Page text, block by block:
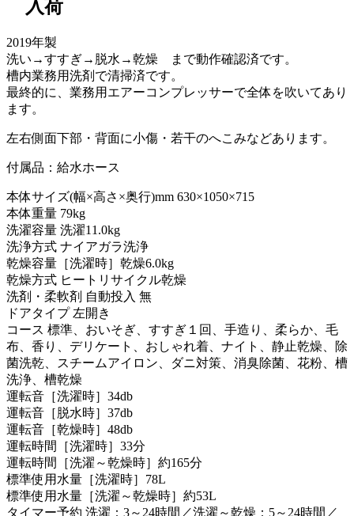
入荷
2019年製
洗い→すすぎ→脱水→乾燥 まで動作確認済です。
槽内業務用洗剤で清掃済です。
最終的に、業務用エアーコンプレッサーで全体を吹いてあり
ます。
左右側面下部・背面に小傷・若干のへこみなどあります。
付属品：給水ホース
本体サイズ(幅×高さ×奥行)mm 630×1050×715
本体重量 79kg
洗濯容量 洗濯11.0kg
洗浄方式 ナイアガラ洗浄
乾燥容量［洗濯時］乾燥6.0kg
乾燥方式 ヒートリサイクル乾燥
洗剤・柔軟剤 自動投入 無
ドアタイプ 左開き
コース 標準、おいそぎ、すすぎ１回、手造り、柔らか、毛
布、香り、デリケート、おしゃれ着、ナイト、静止乾燥、除
菌洗乾、スチームアイロン、ダニ対策、消臭除菌、花粉、槽
洗浄、槽乾燥
運転音［洗濯時］34db
運転音［脱水時］37db
運転音［乾燥時］48db
運転時間［洗濯時］33分
運転時間［洗濯～乾燥時］約165分
標準使用水量［洗濯時］78L
標準使用水量［洗濯～乾燥時］約53L
タイマー予約 洗濯：3～24時間／洗濯～乾燥：5～24時間／